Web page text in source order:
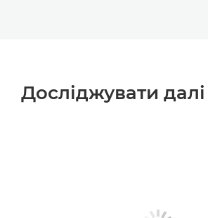
Досліджувати далі